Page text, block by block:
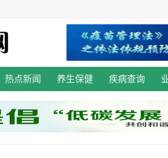
热点新闻 养生保健 疾病查询